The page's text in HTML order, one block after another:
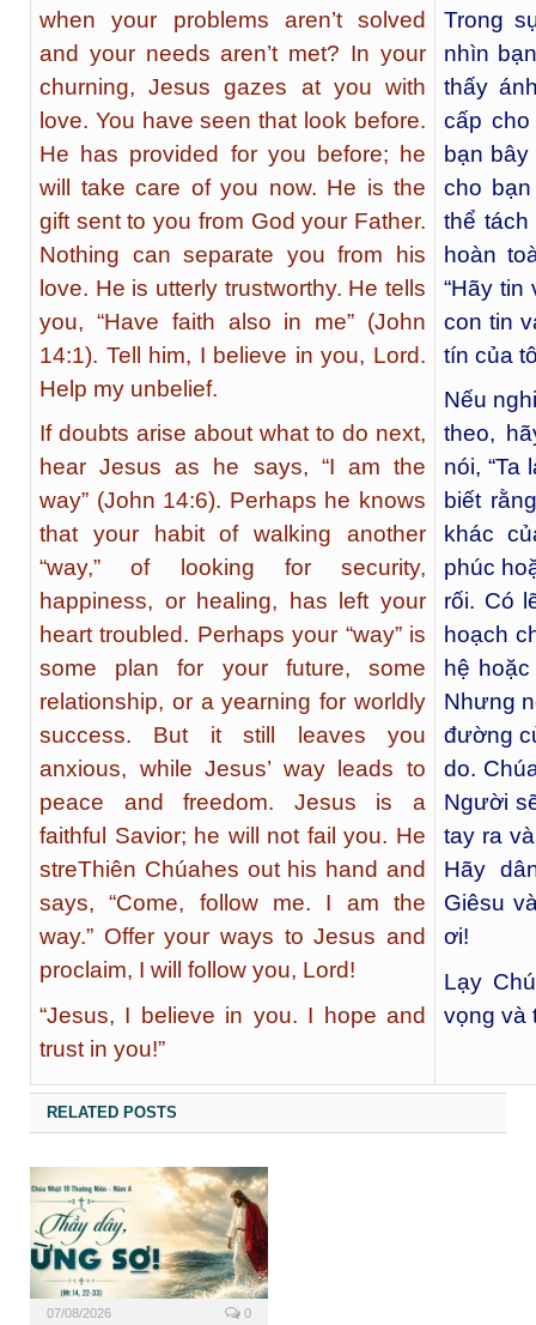
when your problems aren’t solved
and your needs aren’t met? In your
churning, Jesus gazes at you with
love. You have seen that look before.
He has provided for you before; he
will take care of you now. He is the
gift sent to you from God your Father.
Nothing can separate you from his
love. He is utterly trustworthy. He tells
you, “Have faith also in me” (John
14:1). Tell him, I believe in you, Lord.
Help my unbelief.
If doubts arise about what to do next,
hear Jesus as he says, “I am the
way” (John 14:6). Perhaps he knows
that your habit of walking another
“way,” of looking for security,
happiness, or healing, has left your
heart troubled. Perhaps your “way” is
some plan for your future, some
relationship, or a yearning for worldly
success. But it still leaves you
anxious, while Jesus’ way leads to
peace and freedom. Jesus is a
faithful Savior; he will not fail you. He
streThiên Chúahes out his hand and
says, “Come, follow me. I am the
way.” Offer your ways to Jesus and
proclaim, I will follow you, Lord!
“Jesus, I believe in you. I hope and
trust in you!”
Trong
nhìn
thấy
cấp
bạn
cho
thể
hoàn
“Hãy tin
con tin
tín của
Nếu
theo,
nói, “Ta
biết
khác
phúc
rối. Có
hoạch
hệ
Nhưng
đường
do.
Người
tay ra
Hãy
Giêsu
ơi!
Lạy
vọng và
RELATED POSTS
07/08/2026 0